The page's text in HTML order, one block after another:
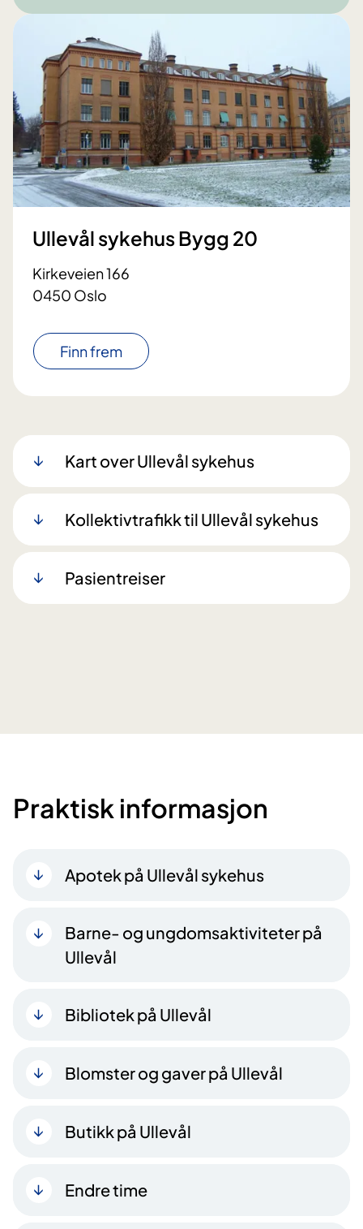
Ullevål sykehus Bygg 20
Kirkeveien 166
0450 Oslo
Finn frem
Kart over Ullevål sykehus
Kollektivtrafikk til Ullevål sykehus
Pasientreiser
Praktisk informasjon
Apotek på Ullevål sykehus
Barne- og ungdomsaktiviteter på
Ullevål
Bibliotek på Ullevål
Blomster og gaver på Ullevål
Butikk på Ullevål
Endre time